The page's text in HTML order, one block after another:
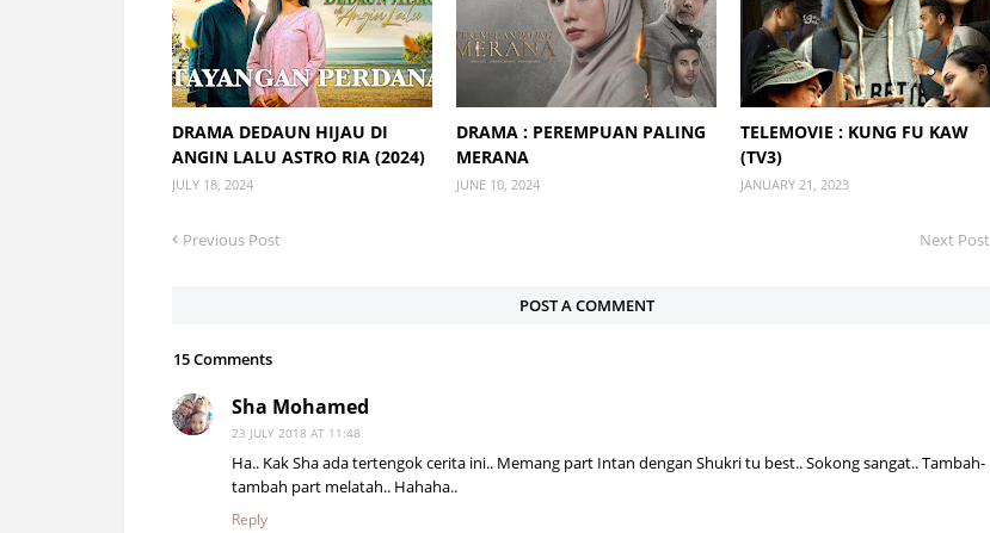
DRAMA DEDAUN HIJAU DI
ANGIN LALU ASTRO RIA (2024)
JULY 18, 2024
DRAMA : PEREMPUAN PALING
MERANA
JUNE 10, 2024
TELEMOVIE : KUNG FU KAW
(TV3)
JANUARY 21, 2023
Previous Post Next Post
POST A COMMENT
15 Comments
Sha Mohamed
23 JULY 2018 AT 11:48
Ha.. Kak Sha ada tertengok cerita ini.. Memang part Intan dengan Shukri tu best.. Sokong sangat.. Tambah-
tambah part melatah.. Hahaha..
Reply